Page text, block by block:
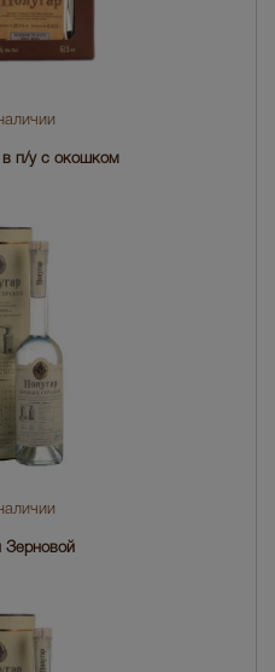
в п/у с окошком
Зерновой